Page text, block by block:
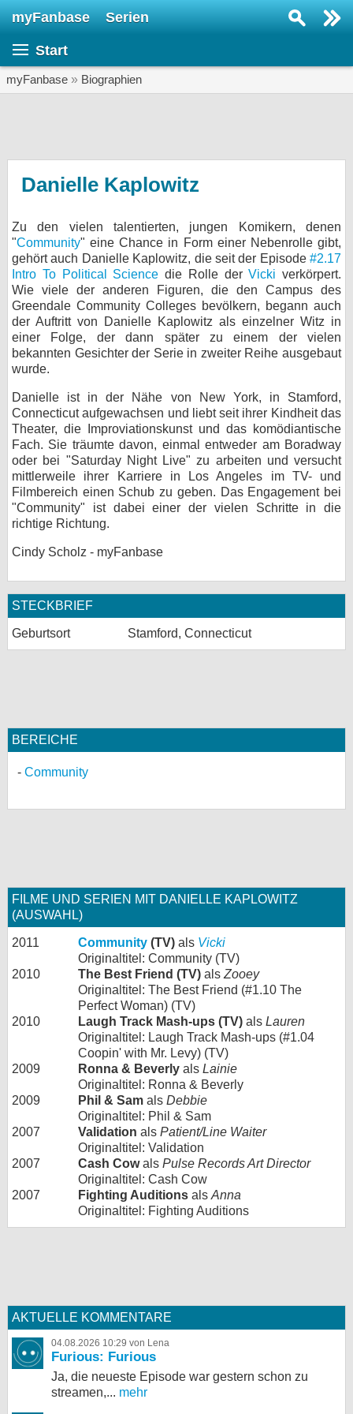
myFanbase Serien
Start
myFanbase » Biographien
Danielle Kaplowitz
Zu den vielen talentierten, jungen Komikern, denen
"Community" eine Chance in Form einer Nebenrolle gibt,
gehört auch Danielle Kaplowitz, die seit der Episode #2.17
Intro To Political Science die Rolle derVicki verkörpert.
Wie viele der anderen Figuren, die den Campus des
Greendale Community Colleges bevölkern, begann auch
der Auftritt von Danielle Kaplowitz als einzelner Witz in
einer Folge, der dann später zu einem der vielen
bekannten Gesichter der Serie in zweiter Reihe ausgebaut
wurde.
Danielle ist in der Nähe von New York, in Stamford,
Connecticut aufgewachsen und liebt seit ihrer Kindheit das
Theater, die Improviationskunst und das komödiantische
Fach. Sie träumte davon, einmal entweder am Boradway
oder bei "Saturday Night Live" zu arbeiten und versucht
mittlerweile ihrer Karriere in Los Angeles im TV- und
Filmbereich einen Schub zu geben. Das Engagement bei
"Community" ist dabei einer der vielen Schritte in die
richtige Richtung.
Cindy Scholz - myFanbase
STECKBRIEF
Geburtsort Stamford, Connecticut
BEREICHE
Community
FILME UND SERIEN MIT DANIELLE KAPLOWITZ
(AUSWAHL)
2011 Community (TV) als Vicki
Originaltitel: Community (TV)
2010
The Best Friend (TV) als Zooey
Originaltitel: The Best Friend (#1.10 The
Perfect Woman) (TV)
2010
Laugh Track Mash-ups (TV) als Lauren
Originaltitel: Laugh Track Mash-ups (#1.04
Coopin' with Mr. Levy) (TV)
2009
Ronna & Beverly als Lainie
Originaltitel: Ronna & Beverly
2009
Phil & Sam als Debbie
Originaltitel: Phil & Sam
2007
Validation als Patient/Line Waiter
Originaltitel: Validation
2007
Cash Cowals Pulse Records Art Director
Originaltitel: Cash Cow
2007
Fighting Auditions als Anna
Originaltitel: Fighting Auditions
AKTUELLE KOMMENTARE
04.08.2026 10:29 von Lena
Furious: Furious
Ja, die neueste Episode war gestern schon zu
streamen,... mehr
KULTUR
Specials
SERVICE
Gewinnspiele
Forum
bei Facebook
Kontakt
Nutzungsbedingungen
Impressum
myFanbase